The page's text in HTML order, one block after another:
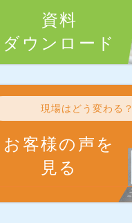
資料
ダウンロード
現場はどう変わる？
お客様の声を
見る